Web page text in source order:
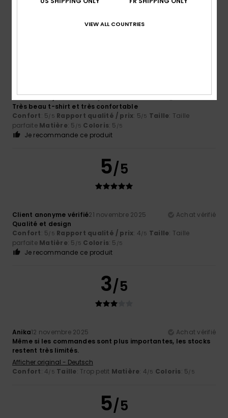
Client anonyme vérifié20 janvier 2026
Achat vérifié
Très beau t-shirt et très confortable
Confort: 5/5 Rapport qualité / prix: 5/5 Taille: Taille
parfaite Matière: 5 /5 Coloris: 5 /5
Je recommande ce produit
5/5
Client anonyme vérifié21 novembre 2025
Achat vérifié
Qualité et design
Confort: 5/5 Rapport qualité / prix: 4/5 Taille: Taille
parfaite Matière: 5 /5 Coloris: 5 /5
Je recommande ce produit
3/5
Anika12 novembre 2025
Achat vérifié
Même si les commandes sont plus importantes, les stocks
restent très limités.
Afficher original - Deutsch
Confort: 4/5 Taille: Trop petit Matière: 4/5 Coloris: 5/5
5/5
VIEW ALL COUNTRIES